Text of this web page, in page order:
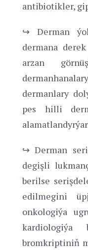
antibiotikler,
↪ Derman
dermana
arzan
dermanlary
pes hilli
↪ Derman
degişli
berilse
edilmegini
onkologiýa
kardiologiýa
bromkriptiniň